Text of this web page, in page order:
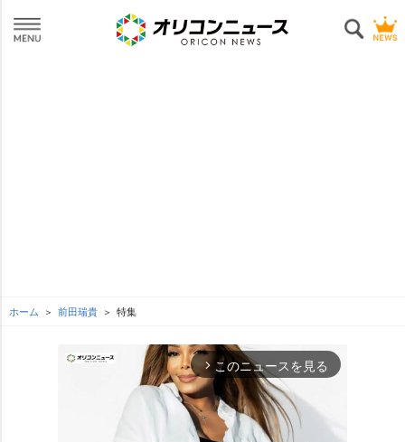
ホーム 前田瑞貴 特集
arrow_forward_ios このニュースを見る